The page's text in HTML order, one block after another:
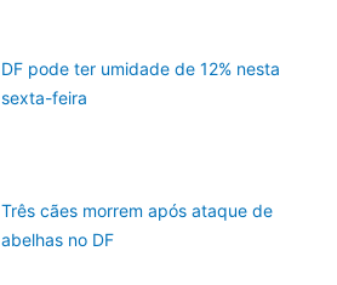
DF pode ter umidade de 12% nesta
sexta-feira
Três cães morrem após ataque de
abelhas no DF